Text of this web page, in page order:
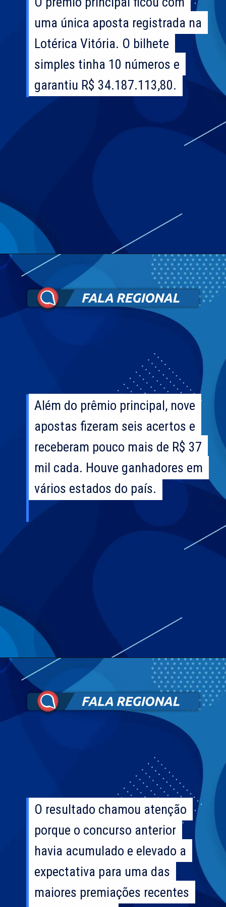
uma única aposta registrada na
Lotérica Vitória. O bilhete
simples tinha 10 números e
garantiu R$ 34.187.113,80.
uma única aposta registrada na
Lotérica Vitória. O bilhete
simples tinha 10 números e
garantiu R$ 34.187.113,80.
Além do prêmio principal, nove
apostas fizeram seis acertos e
receberam pouco mais de R$ 37
mil cada. Houve ganhadores em
vários estados do país.
Além do prêmio principal, nove
apostas fizeram seis acertos e
receberam pouco mais de R$ 37
mil cada. Houve ganhadores em
vários estados do país.
O resultado chamou atenção
porque o concurso anterior
havia acumulado e elevado a
expectativa para uma das
maiores premiações recentes
O resultado chamou atenção
porque o concurso anterior
havia acumulado e elevado a
expectativa para uma das
maiores premiações recentes